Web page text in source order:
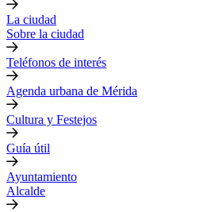
La ciudad
Sobre la ciudad
Teléfonos de interés
Agenda urbana de Mérida
Cultura y Festejos
Guía útil
Ayuntamiento
Alcalde